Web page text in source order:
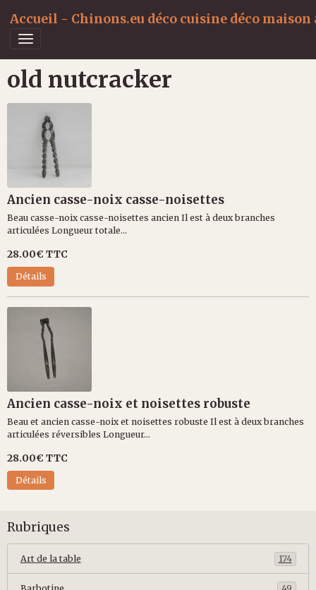
Accueil - Chinons.eu déco cuisine déco
old nutcracker
Ancien casse-noix casse-noisettes
Beau casse-noix casse-noisettes ancien Il est à deux branches
articulées Longueur totale...
28.00€ TTC
Détails
Ancien casse-noix et noisettes robuste
Beau et ancien casse-noix et noisettes robuste Il est à deux branches
articulées réversibles Longueur...
28.00€ TTC
Détails
Rubriques
Art de la table 174